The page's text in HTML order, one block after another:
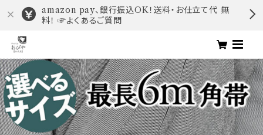
amazon pay、銀行振込OK！送料・お仕立て代 無
料！ ☞よくあるご質問